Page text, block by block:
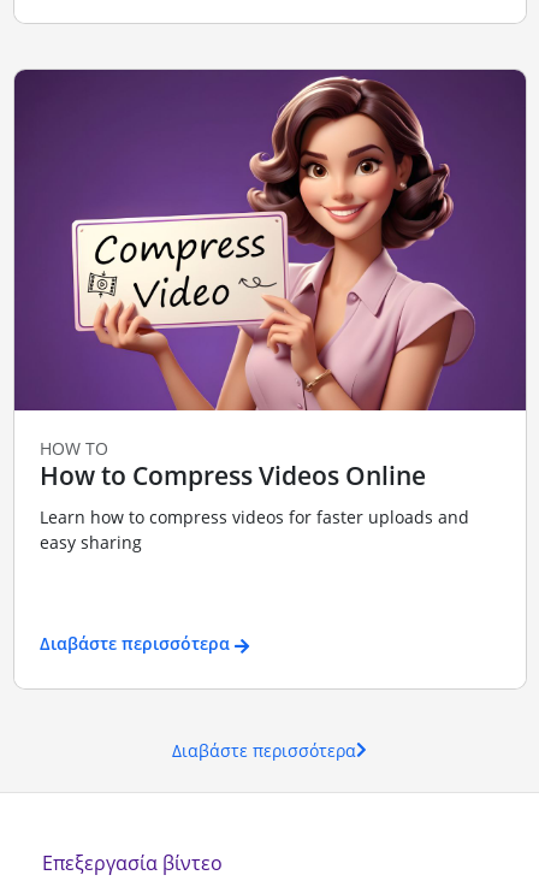
HOW TO
How to Compress Videos Online
Learn how to compress videos for faster uploads and
easy sharing
Διαβάστε περισσότερα
Διαβάστε περισσότερα
Επεξεργασία βίντεο